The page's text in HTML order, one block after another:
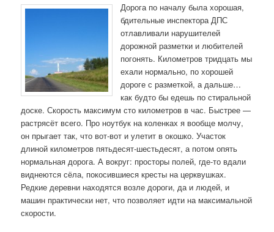
Дорога по началу была хорошая,
бдительные инспектора ДПС
отлавливали нарушителей
дорожной разметки и любителей
погонять. Километров тридцать мы
ехали нормально, по хорошей
дороге с разметкой, а дальше…
как будто бы едешь по стиральной
доске. Скорость максимум сто километров в час. Быстрее —
растрясёт всего. Про ноутбук на коленках я вообще молчу,
он прыгает так, что вот-вот и улетит в окошко. Участок
длиной километров пятьдесят-шестьдесят, а потом опять
нормальная дорога. А вокруг: просторы полей, где-то вдали
виднеются сёла, покосившиеся кресты на церквушках.
Редкие деревни находятся возле дороги, да и людей, и
машин практически нет, что позволяет идти на максимальной
скорости.